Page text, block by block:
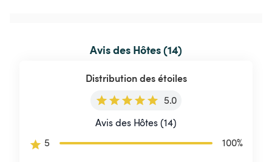
Avis des Hôtes (14)
Distribution des étoiles
5.0
Avis des Hôtes (14)
5
100%